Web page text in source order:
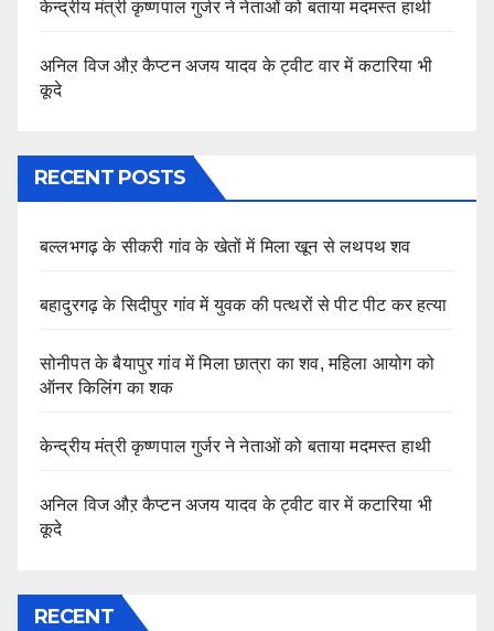
केन्द्रीय मंत्री कृष्णपाल गुर्जर ने नेताओं को बताया मदमस्त हाथी
अनिल विज औऱ कैप्टन अजय यादव के ट्वीट वार में कटारिया भी
कूदे
RECENT POSTS
बल्लभगढ़ के सीकरी गांव के खेतों में मिला खून से लथपथ शव
बहादुरगढ़ के सिदीपुर गांव में युवक की पत्थरों से पीट पीट कर हत्या
सोनीपत के बैयापुर गांव में मिला छात्रा का शव, महिला आयोग को
ऑनर किलिंग का शक
केन्द्रीय मंत्री कृष्णपाल गुर्जर ने नेताओं को बताया मदमस्त हाथी
अनिल विज औऱ कैप्टन अजय यादव के ट्वीट वार में कटारिया भी
कूदे
RECENT